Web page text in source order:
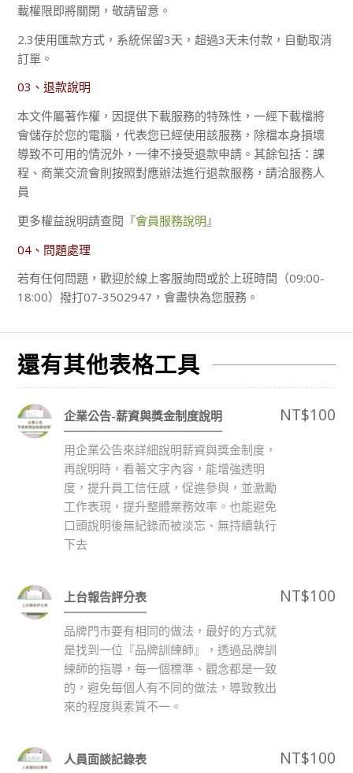
載權限即將關閉，敬請留意。
2.3使用匯款方式，系統保留3天，超過3天未付款，自動取消
訂單。
03、退款說明
本文件屬著作權，因提供下載服務的特殊性，一經下載檔將
會儲存於您的電腦，代表您已經使用該服務，除檔本身損壞
導致不可用的情況外，一律不接受退款申請。其餘包括：課
程、商業交流會則按照對應辦法進行退款服務，請洽服務人
員
更多權益說明請查閱『會員服務說明 』
04、問題處理
若有任何問題，歡迎於線上客服詢問或於上班時間（09:00-
18:00）撥打07-3502947，會盡快為您服務。
還有其他表格工具
企業公告-薪資與獎金制度說明 NT$100
用企業公告來詳細說明薪資與獎金制度，
再說明時，看著文字內容，能增強透明
度，提升員工信任感，促進參與，並激勵
工作表現，提升整體業務效率。也能避免
口頭說明後無紀錄而被淡忘、無持續執行
下去
上台報告評分表 NT$100
品牌門市要有相同的做法，最好的方式就
是找到一位『品牌訓練師』，透過品牌訓
練師的指導，每一個標準、觀念都是一致
的，避免每個人有不同的做法，導致教出
來的程度與素質不一。
人員面談記錄表 NT$100